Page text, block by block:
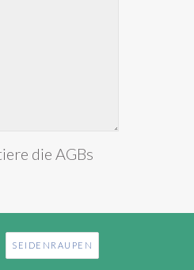
die AGBs
SEIDENRAUPEN